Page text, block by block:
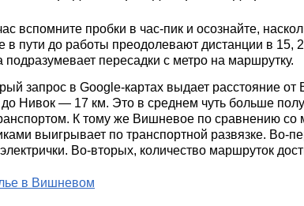
вспомните пробки в час-пик и осознайте,
в пути до работы преодолевают дистанции в 15,
подразумевает пересадки с метро на маршрутку.
запрос в Google-картах выдает расстояние
до Нивок — 17 км. Это в среднем чуть больше
К тому же Вишневое по сравнению со
выигрывает по транспортной развязке. Во-
Во-вторых, количество маршруток